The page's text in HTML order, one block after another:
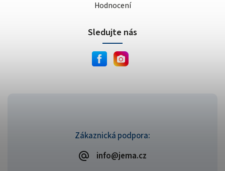
Zákaznická podpora:
info@jema.cz
Hodnocení
Sledujte nás